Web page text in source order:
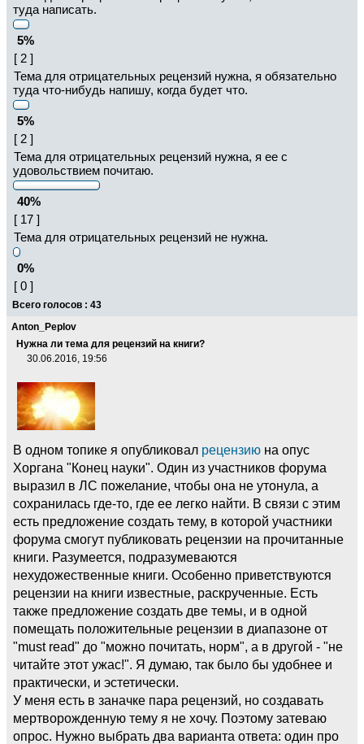
туда написать.
5%
[ 2 ]
Тема для отрицательных рецензий нужна, я обязательно
туда что-нибудь напишу, когда будет что.
5%
[ 2 ]
Тема для отрицательных рецензий нужна, я ее с
удовольствием почитаю.
40%
[ 17 ]
Тема для отрицательных рецензий не нужна.
0%
[ 0 ]
Всего голосов : 43
Anton_Peplov
Нужна ли тема для рецензий на книги?
30.06.2016, 19:56
В одном топике я опубликовал рецензию на опус
Хоргана "Конец науки". Один из участников форума
выразил в ЛС пожелание, чтобы она не утонула, а
сохранилась где-то, где ее легко найти. В связи с этим
есть предложение создать тему, в которой участники
форума смогут публиковать рецензии на прочитанные
книги. Разумеется, подразумеваются
нехудожественные книги. Особенно приветствуются
рецензии на книги известные, раскрученные. Есть
также предложение создать две темы, и в одной
помещать положительные рецензии в диапазоне от
"must read" до "можно почитать, норм", а в другой - "не
читайте этот ужас!". Я думаю, так было бы удобнее и
практически, и эстетически.
У меня есть в заначке пара рецензий, но создавать
мертворожденную тему я не хочу. Поэтому затеваю
опрос. Нужно выбрать два варианта ответа: один про